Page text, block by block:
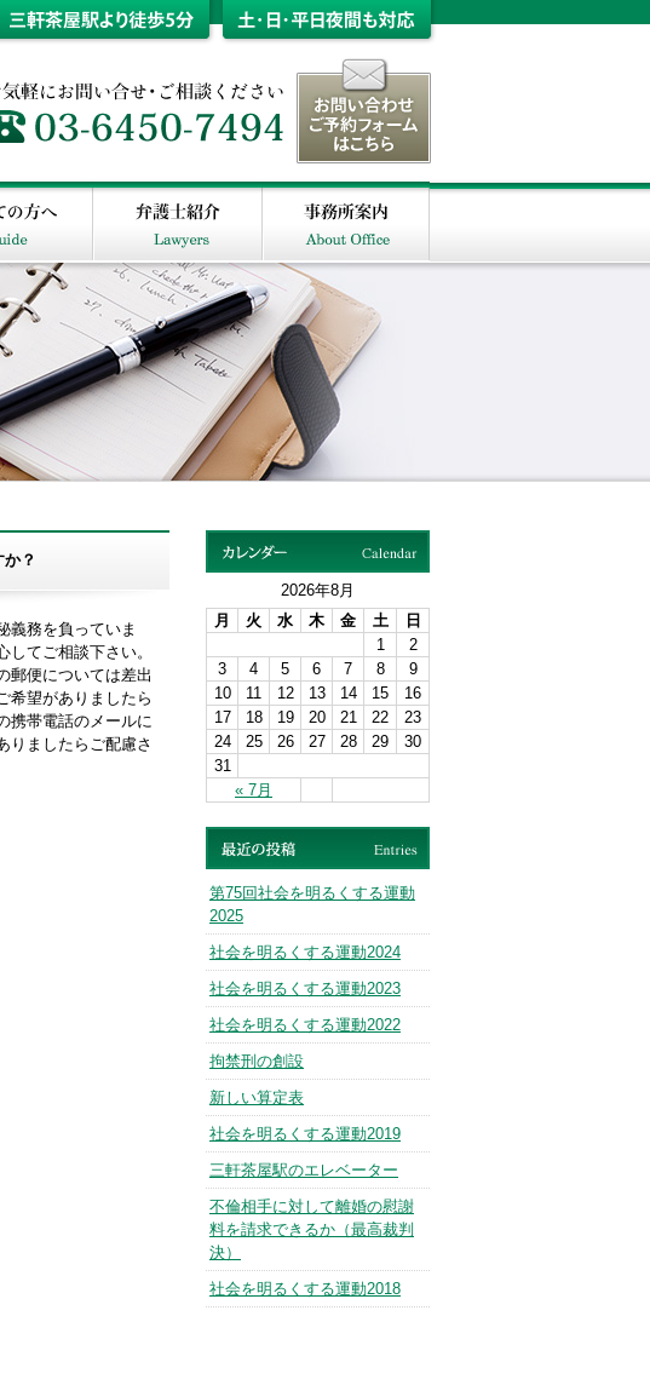
務所
？
義務を負っていま
てご相談下さい。
郵便については差出
希望がありましたら
携帯電話のメールに
りましたらご配慮さ
2026年8月
月
火 水 木 金 土 日
« 7月
1
2
3
4 5 6 7 8
9
10
11 12 13 14 15
16
17
18 19 20 21 22
23
24
25 26 27 28 29
30
31
第75回社会を明るくする運動
2025
社会を明るくする運動2024
社会を明るくする運動2023
社会を明るくする運動2022
拘禁刑の創設
新しい算定表
社会を明るくする運動2019
三軒茶屋駅のエレベーター
不倫相手に対して離婚の慰謝
料を請求できるか（最高裁判
決）
社会を明るくする運動2018